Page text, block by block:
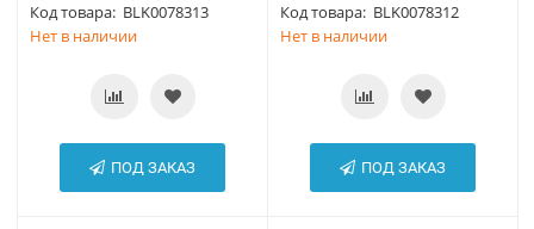
Код товара: BLK0078313
Нет в наличии
ПОД ЗАКАЗ
Код товара: BLK0078312
Нет в наличии
ПОД ЗАКАЗ